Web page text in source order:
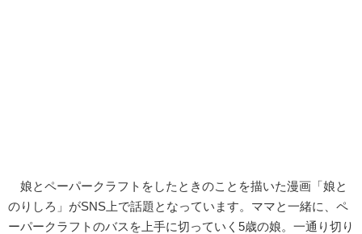
娘とペーパークラフトをしたときのことを描いた漫画「娘と
のりしろ」がSNS上で話題となっています。ママと一緒に、ペ
ーパークラフトのバスを上手に切っていく5歳の娘。一通り切り